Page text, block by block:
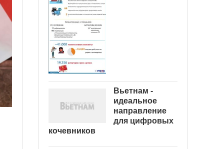
Вьетнам -
идеальное
направление
для цифровых
кочевников